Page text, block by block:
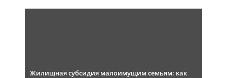
Жилищная субсидия малоимущим семьям: как